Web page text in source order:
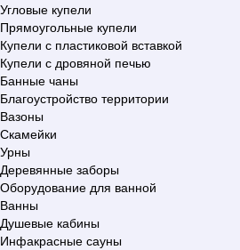
Угловые купели
Прямоугольные купели
Купели с пластиковой вставкой
Купели с дровяной печью
Банные чаны
Благоустройство территории
Вазоны
Скамейки
Урны
Деревянные заборы
Оборудование для ванной
Ванны
Душевые кабины
Инфакрасные сауны